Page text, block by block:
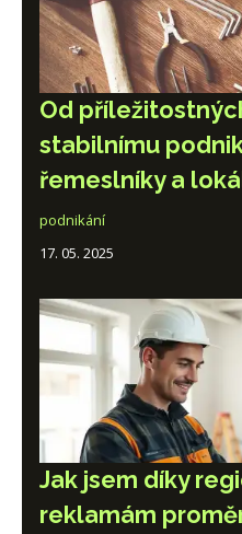
Od
stabilnímu
řemeslníky a
podnikání
17. 05. 2025
Jak jsem díky
reklamám